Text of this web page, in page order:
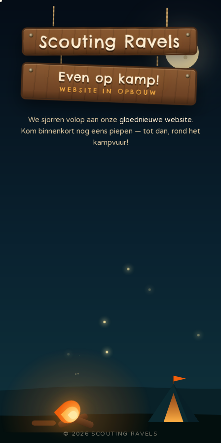
Scouting Ravels
Even op kamp!
WEBSITE IN OPBOUW
We sjorren volop aan onze gloednieuwe website.
Kom binnenkort nog eens piepen — tot dan, rond het
kampvuur!
© 2026 SCOUTING RAVELS